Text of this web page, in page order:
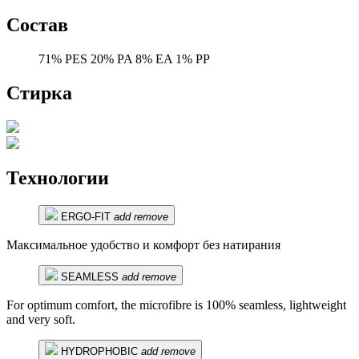
Состав
71% PES 20% PA 8% EA 1% PP
Стирка
Технологии
ERGO-FIT add remove
Максимальное удобство и комфорт без натирания
SEAMLESS add remove
For optimum comfort, the microfibre is 100% seamless, lightweight
and very soft.
HYDROPHOBIC add remove